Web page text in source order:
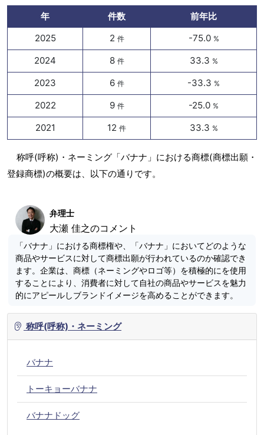
年 件数
前年比
2025
2 件 -75.0 %
2024 8 件 33.3 %
2023 6 件 -33.3 %
2022 9 件 -25.0 %
2021 12 件 33.3 %
称呼(呼称)・ネーミング「バナナ」における商標(商標出願・
登録商標)の概要は、以下の通りです。
弁理士
大瀬 佳之のコメント
「バナナ」における商標権や、「バナナ」においてどのような
商品やサービスに対して商標出願が行われているのか確認でき
ます。企業は、商標（ネーミングやロゴ等）を積極的にを使用
することにより、消費者に対して自社の商品やサービスを魅力
的にアピールしブランドイメージを高めることができます。
称呼(呼称)・ネーミング
バナナ
トーキョーバナナ
バナナドッグ